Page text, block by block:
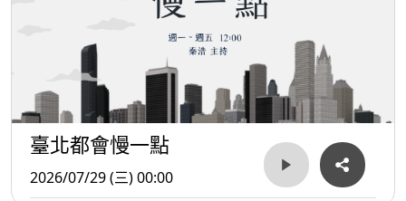
臺北都會慢一點
2026/07/29 (三) 00:00